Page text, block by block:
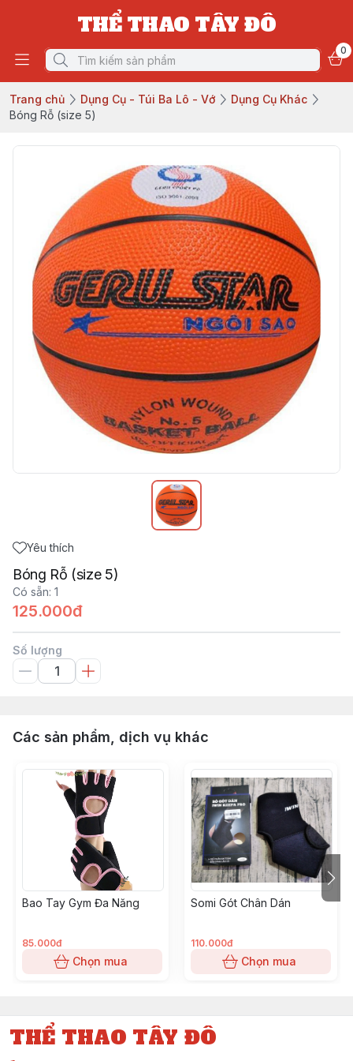
THỂ THAO TÂY ĐÔ
0
Trang chủ Dụng Cụ - Túi Ba Lô - Vớ
Dụng Cụ Khác
Bóng Rỗ (size 5)
Yêu thích
Bóng Rỗ (size 5)
Có sẵn: 1
125.000đ
Số lượng
Các sản phẩm, dịch vụ khác
Bao Tay Gym Đa Năng
85.000đ
Chọn mua
Somi Gót Chân Dán
110.000đ
Chọn mua
THỂ THAO TÂY ĐÔ